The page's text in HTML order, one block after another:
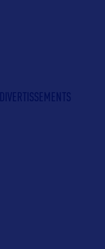
DIVERTISSEMENTS